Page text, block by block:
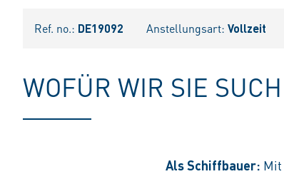
Ref. no.: DE19092 Anstellungsart: Vollzeit
WOFÜR WIR SIE
Als Schiffbauer: